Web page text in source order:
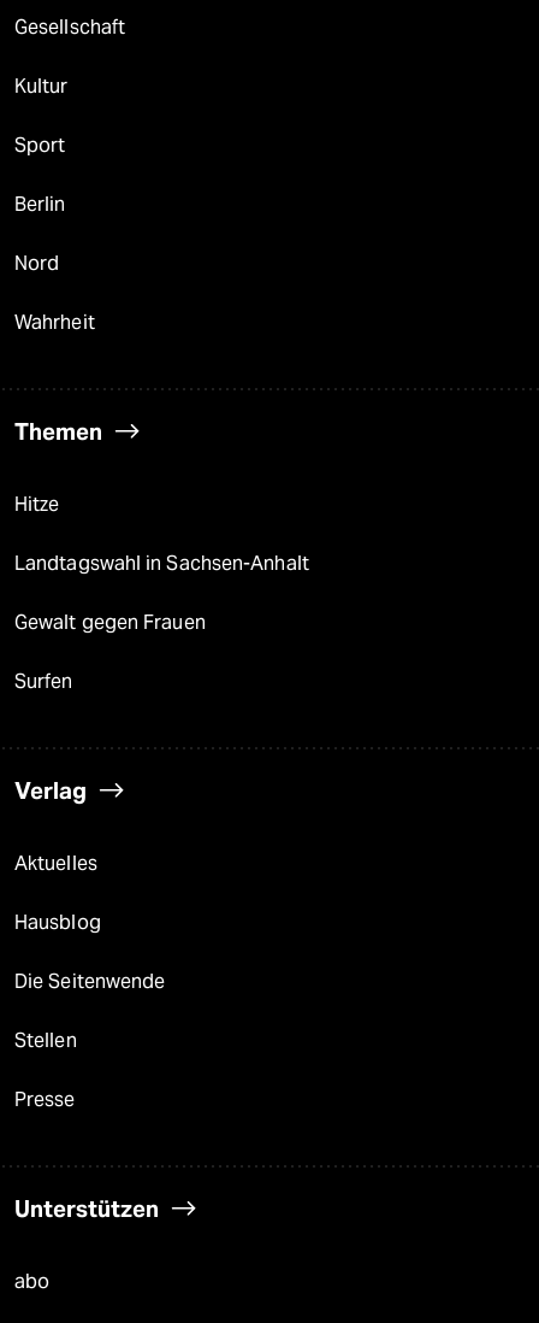
Gesellschaft
Kultur
Sport
Berlin
Nord
Wahrheit
Themen
Hitze
Landtagswahl in Sachsen-Anhalt
Gewalt gegen Frauen
Surfen
Verlag
Aktuelles
Hausblog
Die Seitenwende
Stellen
Presse
Unterstützen
abo